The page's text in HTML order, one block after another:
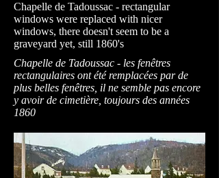
Chapelle de Tadoussac - rectangular
windows were replaced with nicer
windows, there doesn't seem to be a
graveyard yet, still 1860's
Chapelle de Tadoussac - les fenêtres
rectangulaires ont été remplacées par de
plus belles fenêtres, il ne semble pas encore
y avoir de cimetière, toujours des années
1860